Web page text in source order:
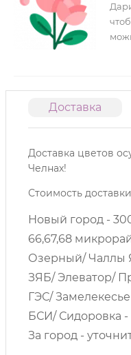
Доставка
Доставка цветов
Челнах!
Стоимость
Новый город -
66,67,68
Озерный/ Чаллы
ЗЯБ/ Элеватор/
ГЭС/
БСИ/ Сидоровка -
За город -